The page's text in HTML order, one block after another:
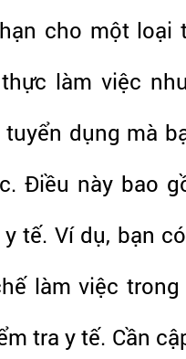
cho một loại
làm việc
dụng mà
Điều này bao
tế. Ví dụ, bạn
làm việc
tra y tế. Cần